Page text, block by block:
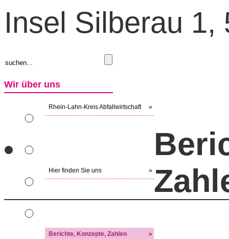
Insel Silberau 1,
Wir über uns
Rhein-Lahn-Kreis Abfallwirtschaft »
Hier finden Sie uns »
Berichte, Konzepte, Zahlen »